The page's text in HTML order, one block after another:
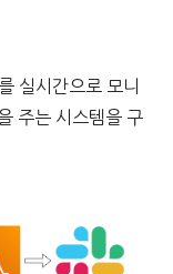
실시간으로 모니
주는 시스템을 구